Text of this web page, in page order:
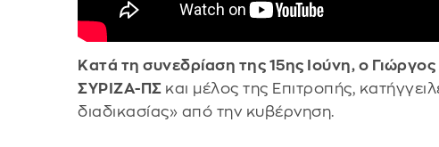
Κατά τη συνεδρίαση της 15ης Ιούνη, ο
ΣΥΡΙΖΑ-ΠΣ και μέλος της Επιτροπής,
διαδικασίας» από την κυβέρνηση.